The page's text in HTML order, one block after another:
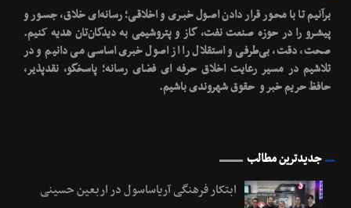
برآنیم تا با محـور قرار دادن اصـول خبـری و اخلاقـی؛ رسانه‌ای خلاق، جسـور و
پیشـرو را در حوزه صنعت نفت، گاز و پتروشیمی به دیدگان‌تان هدیه کنیم.
صحت، دقت، بی‌طرفی و استقلال را از اصول خبری اساسی می دانیم و در
تلاشیم در مسیر رعایت اخلاق حرفه ای فضای رسانه؛ پاسخگو، نقدپذیر،
حافظ حریم خبر و حقوق شهروندی باشیم.
جدیدترین مطالب
ابتکار فرهنگی آریاساسول در اربعین حسینی